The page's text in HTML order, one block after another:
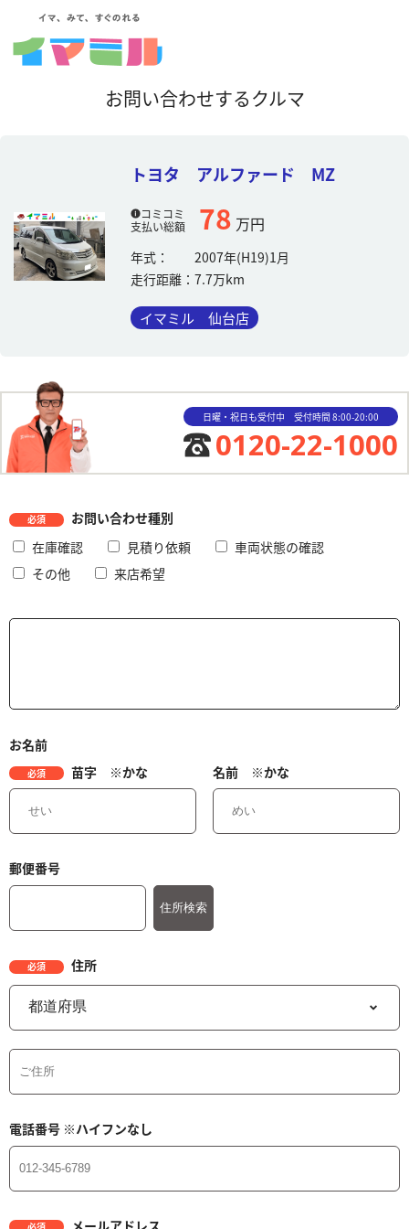
お問い合わせするクルマ
トヨタ アルファード MZ
コミコミ
支払い総額
78 万円
年式：
2007年(H19)1月
走行距離： 7.7万km
イマミル 仙台店
日曜・祝日も受付中 受付時間 8:00-20:00
0120-22-1000
必須
お問い合わせ種別
在庫確認
見積り依頼
車両状態の確認
その他
来店希望
お名前
必須 苗字 ※かな 名前 ※かな
郵便番号
必須 住所
電話番号 ※ハイフンなし
必須 メールアドレス